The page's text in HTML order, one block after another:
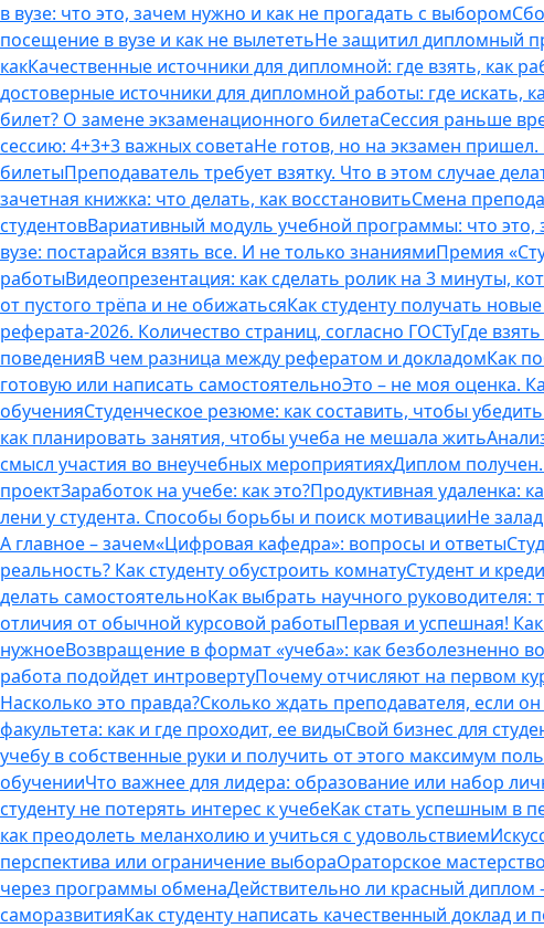
в вузе: что это, зачем нужно и как не прогадать с выбором
посещение в вузе и как не вылететьНе защитил дипломный
какКачественные источники для дипломной: где взять, как
достоверные источники для дипломной работы: где искать,
билет? О замене экзаменационного билетаСессия раньше
сессию: 4+3+3 важных советаНе готов, но на экзамен
билетыПреподаватель требует взятку. Что в этом случае
зачетная книжка: что делать, как восстановитьСмена
студентовВариативный модуль учебной программы: что это,
вузе: постарайся взять все. И не только знаниямиПремия
работыВидеопрезентация: как сделать ролик на 3 минуты,
от пустого трёпа и не обижатьсяКак студенту получать
реферата-2026. Количество страниц, согласно ГОСТуГде
поведенияВ чем разница между рефератом и докладомКак
готовую или написать самостоятельноЭто – не моя оценка.
обученияСтуденческое резюме: как составить, чтобы
как планировать занятия, чтобы учеба не мешала жить
смысл участия во внеучебных мероприятияхДиплом
проектЗаработок на учебе: как это?Продуктивная удаленка:
лени у студента. Способы борьбы и поиск мотивацииНе
А главное – зачем«Цифровая кафедра»: вопросы и ответы
реальность? Как студенту обустроить комнатуСтудент и
делать самостоятельноКак выбрать научного руководителя:
отличия от обычной курсовой работыПервая и успешная!
нужноеВозвращение в формат «учеба»: как безболезненно
работа подойдет интровертуПочему отчисляют на первом
Насколько это правда?Сколько ждать преподавателя, если
факультета: как и где проходит, ее видыСвой бизнес для
учебу в собственные руки и получить от этого максимум
обученииЧто важнее для лидера: образование или набор
студенту не потерять интерес к учебеКак стать успешным в
как преодолеть меланхолию и учиться с удовольствием
перспектива или ограничение выбораОраторское
через программы обменаДействительно ли красный диплом
саморазвитияКак студенту написать качественный доклад и